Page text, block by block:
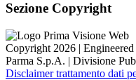
Sezione Copyright
Copyright 2026 |
Parma S.p.A. | Divisione
Disclaimer trattamento dati